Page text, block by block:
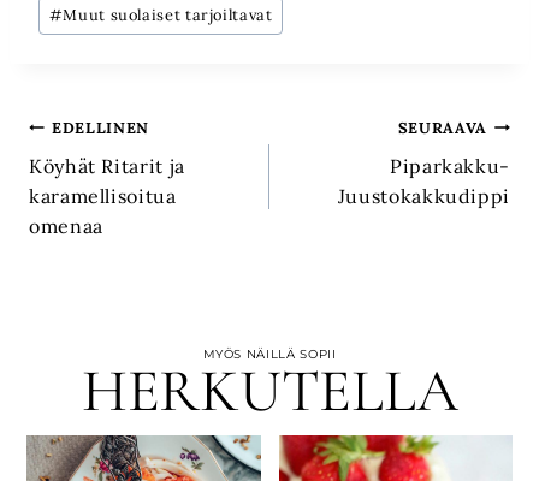
#Muut suolaiset tarjoiltavat
Artikkelien
selaus
EDELLINEN
Köyhät Ritarit ja
karamellisoitua
omenaa
SEURAAVA
Piparkakku-
Juustokakkudippi
MYÖS NÄILLÄ SOPII
HERKUTELLA